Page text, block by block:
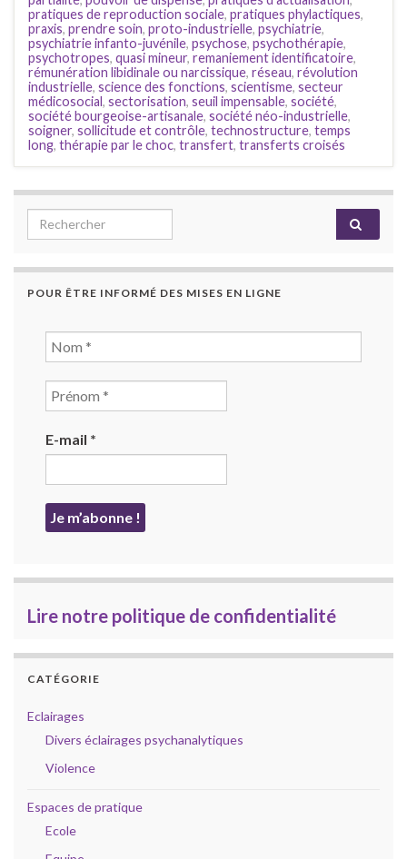
pratiques de reproduction sociale, pratiques phylactiques,
praxis, prendre soin, proto-industrielle, psychiatrie,
psychiatrie infanto-juvénile, psychose, psychothérapie,
psychotropes, quasi mineur, remaniement identificatoire,
rémunération libidinale ou narcissique, réseau, révolution
industrielle, science des fonctions, scientisme, secteur
médicosocial, sectorisation, seuil impensable, société,
société bourgeoise-artisanale, société néo-industrielle,
soigner, sollicitude et contrôle, technostructure, temps
long, thérapie par le choc, transfert, transferts croisés
Search for:
POUR ÊTRE INFORMÉ DES MISES EN LIGNE
E-mail *
Lire notre politique de confidentialité
CATÉGORIE
Eclairages
Divers éclairages psychanalytiques
Violence
Espaces de pratique
Ecole